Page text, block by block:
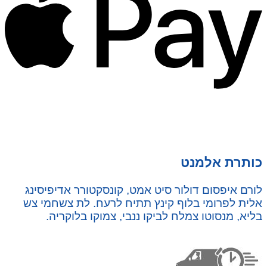
כותרת אלמנט
לורם איפסום דולור סיט אמט, קונסקטורר אדיפיסינג
אלית לפרומי בלוף קינץ תתיח לרעח. לת צשחמי צש
בליא, מנסוטו צמלח לביקו ננבי, צמוקו בלוקריה.